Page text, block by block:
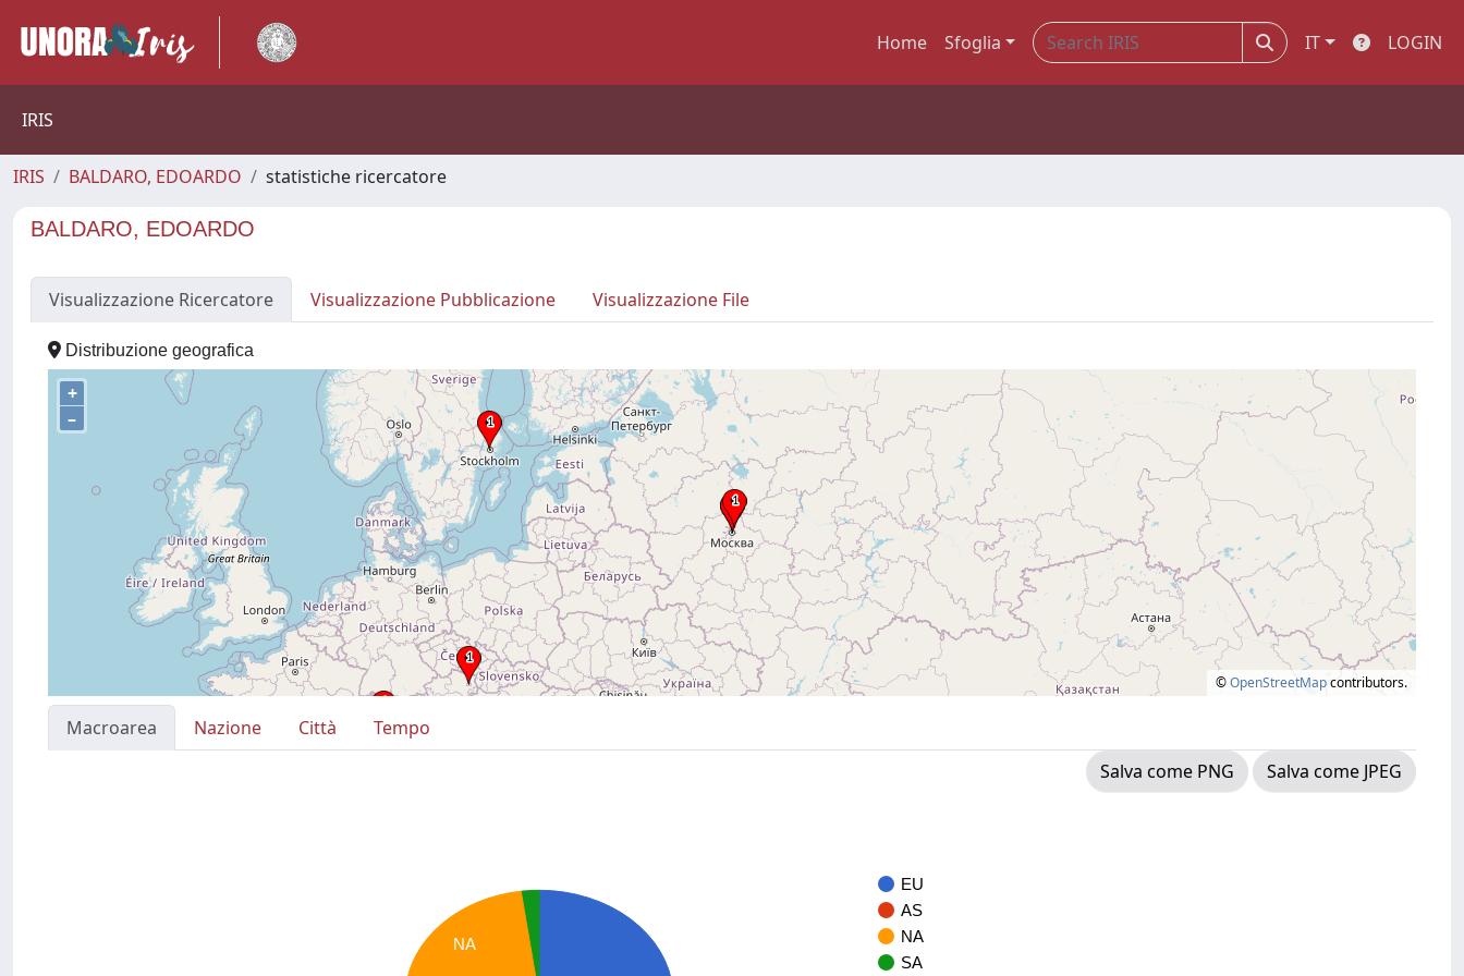
Home Sfoglia IT LOGIN
IRIS
IRIS BALDARO, EDOARDO statistiche ricercatore
BALDARO, EDOARDO
Visualizzazione Ricercatore Visualizzazione Pubblicazione Visualizzazione File
Distribuzione geografica
+
–
©OpenStreetMapcontributors.
Macroarea Nazione Città
Tempo
Salva come PNG
Salva come JPEG
EU
AS
NA
SA
NA